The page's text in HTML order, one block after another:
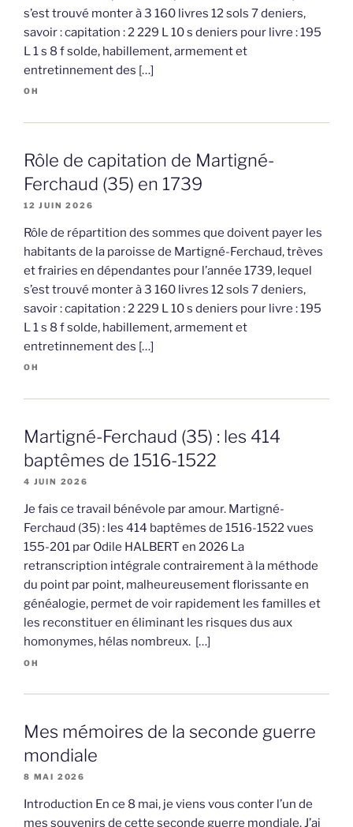
s’est trouvé monter à 3 160 livres 12 sols 7 deniers,
savoir : capitation : 2 229 L 10 s deniers pour livre : 195
L 1 s 8 f solde, habillement, armement et
entretinnement des […]
OH
Rôle de capitation de Martigné-
Ferchaud (35) en 1739
12 JUIN 2026
Rôle de répartition des sommes que doivent payer les
habitants de la paroisse de Martigné-Ferchaud, trèves
et frairies en dépendantes pour l’année 1739, lequel
s’est trouvé monter à 3 160 livres 12 sols 7 deniers,
savoir : capitation : 2 229 L 10 s deniers pour livre : 195
L 1 s 8 f solde, habillement, armement et
entretinnement des […]
OH
Martigné-Ferchaud (35) : les 414
baptêmes de 1516-1522
4 JUIN 2026
Je fais ce travail bénévole par amour. Martigné-
Ferchaud (35) : les 414 baptêmes de 1516-1522 vues
155-201 par Odile HALBERT en 2026 La
retranscription intégrale contrairement à la méthode
du point par point, malheureusement florissante en
généalogie, permet de voir rapidement les familles et
les reconstituer en éliminant les risques dus aux
homonymes, hélas nombreux. […]
OH
Mes mémoires de la seconde guerre
mondiale
8 MAI 2026
Introduction En ce 8 mai, je viens vous conter l’un de
mes souvenirs de cette seconde guerre mondiale. J’ai